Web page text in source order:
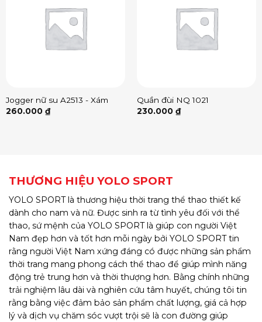
Jogger nữ su A2513 - Xám
260.000 ₫
Quần đùi NQ 1021
230.000 ₫
THƯƠNG HIỆU YOLO SPORT
YOLO SPORT là thương hiệu thời trang thể thao thiết kế
dành cho nam và nữ. Được sinh ra từ tình yêu đối với thể
thao, sứ mệnh của YOLO SPORT là giúp con người Việt
Nam đẹp hơn và tốt hơn mỗi ngày bởi YOLO SPORT tin
rằng người Việt Nam xứng đáng có được những sản phẩm
thời trang mang phong cách thể thao để giúp mình năng
động trẻ trung hơn và thời thượng hơn. Bằng chính những
trải nghiệm lâu dài và nghiên cứu tâm huyết, chúng tôi tin
rằng bằng việc đảm bảo sản phẩm chất lượng, giá cả hợp
lý và dịch vụ chăm sóc vượt trội sẽ là con đường giúp